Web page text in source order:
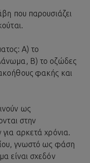
που παρουσιάζει
Α) το
Β) το οζώδες
φακής και
ως
στην
αρκετά χρόνια.
γνωστό ως φάση
είναι σχεδόν